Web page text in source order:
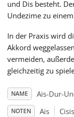
Dansk
Deutsch
English
Español
und Dis besteht.
Undezime zu
In der Praxis wird
Akkord
vermeiden,
gleichzeitig zu
NAME Ais-Dur-
NOTEN Ais Cisis